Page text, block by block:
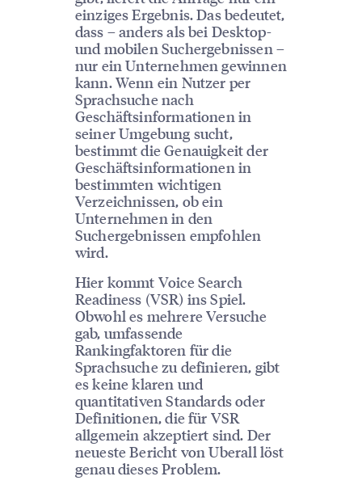
einziges Ergebnis. Das bedeutet,
dass – anders als bei Desktop-
und mobilen Suchergebnissen –
nur ein Unternehmen gewinnen
kann. Wenn ein Nutzer per
Sprachsuche nach
Geschäftsinformationen in
seiner Umgebung sucht,
bestimmt die Genauigkeit der
Geschäftsinformationen in
bestimmten wichtigen
Verzeichnissen, ob ein
Unternehmen in den
Suchergebnissen empfohlen
wird.
Hier kommt Voice Search
Readiness (VSR) ins Spiel.
Obwohl es mehrere Versuche
gab, umfassende
Rankingfaktoren für die
Sprachsuche zu definieren, gibt
es keine klaren und
quantitativen Standards oder
Definitionen, die für VSR
allgemein akzeptiert sind. Der
neueste Bericht von Uberall löst
genau dieses Problem.